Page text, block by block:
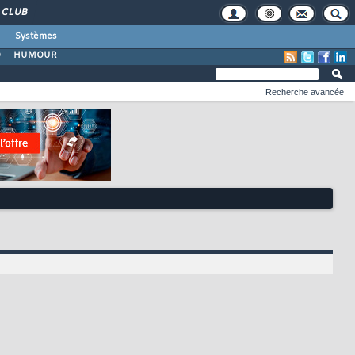
CLUB
Systèmes
HUMOUR
Recherche avancée